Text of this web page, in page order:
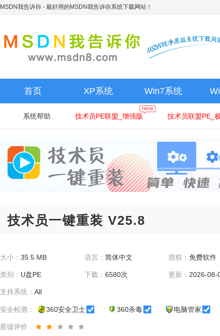
MSDN我告诉你 - 最好用的MSDN我告诉你系统下载网站！
首页 XP系统 Win7系统
系统帮助 技术员PE联盟_增强版 技术员联盟PE_
技术员一键重装 V25.8
大小： 35.5 MB 语言： 简体中文 授权：免费软件
类别： U盘PE 下载： 6580次 更新： 2026-08-
支持系统： All
安全检测： 360安全卫士 360杀毒 电脑管家
星级评价 :